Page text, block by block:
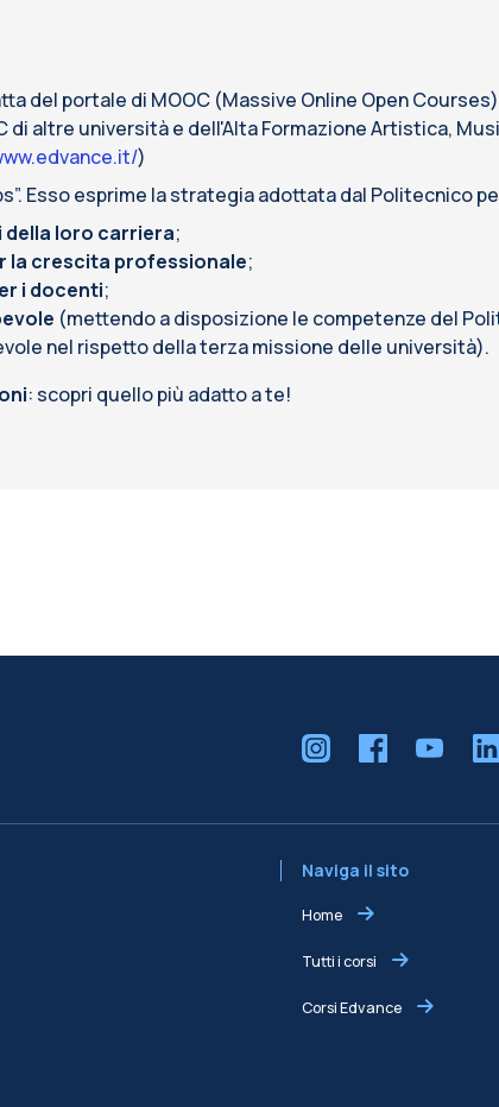
del portale di MOOC (Massive Online Open
di altre università e dell'Alta Formazione Artistica,
)
Esso esprime la strategia adottata dal Politecnico
loro carriera;
la crescita professionale;
i docenti;
(mettendo a disposizione le competenze del
nel rispetto della terza missione delle università).
: scopri quello più adatto a te!
Naviga il sito
Home
Tutti i corsi
Corsi Edvance